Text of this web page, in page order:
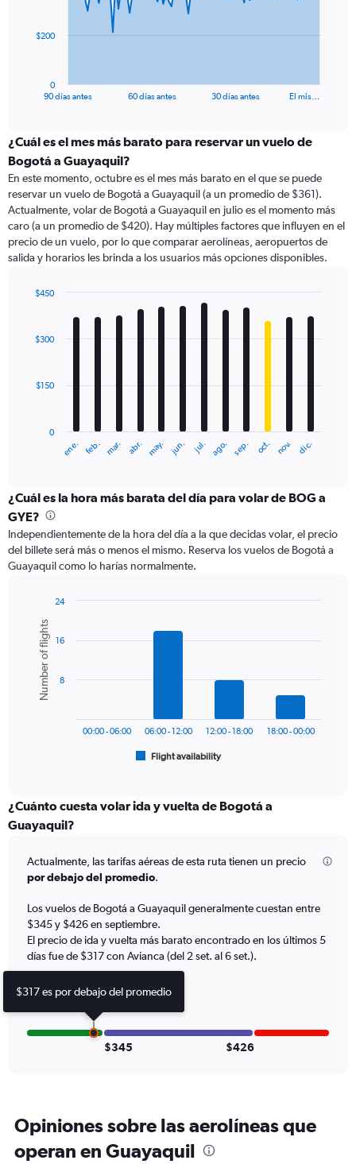
The
categories.
Range:
91
categories.
The
chart
has
1
Y
displaying
90 días antes 60 días antes 30 días antes El mis…
0
$200
¿Cuál es el mes más barato para reservar un vuelo de
Bogotá a Guayaquil?
En este momento, octubre es el mes más barato en el que se puede
reservar un vuelo de Bogotá a Guayaquil (a un promedio de $361).
Actualmente, volar de Bogotá a Guayaquil en julio es el momento más
caro (a un promedio de $420). Hay múltiples factores que influyen en el
precio de un vuelo, por lo que comparar aerolíneas, aeropuertos de
salida y horarios les brinda a los usuarios más opciones disponibles.
with
12
The
categories.
Range:
categories.
The
chart
axis
displaying
values.
Range:
ene. feb. mar. abr. may. jun. jul. ago. sep. oct. nov. dic.
0
$150
$300
$450
¿Cuál es la hora más barata del día para volar de BOG a
GYE?
Independientemente de la hora del día a la que decidas volar, el precio
del billete será más o menos el mismo. Reserva los vuelos de Bogotá a
Guayaquil como lo harías normalmente.
chart
with
bars.
The
categories.
Range:
6
The
chart
1
Y
axis
displaying
Number
of
flights.
Range:
0
Chart
graphic.
Number of flights
Flight availability
00:00 - 06:00 06:00 - 12:00 12:00 - 18:00 18:00 - 00:00
8
16
24
¿Cuánto cuesta volar ida y vuelta de Bogotá a
Guayaquil?
Actualmente, las tarifas aéreas de esta ruta tienen un precio
por debajo del promedio.
Los vuelos de Bogotá a Guayaquil generalmente cuestan entre
$345 y $426 en septiembre.
El precio de ida y vuelta más barato encontrado en los últimos 5
días fue de $317 con Avianca (del 2 set. al 6 set.).
$345 $426
Opiniones sobre las aerolíneas que
operan en Guayaquil
$317 es por debajo del promedio